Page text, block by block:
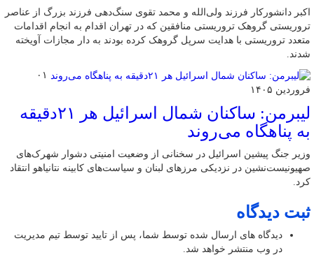
اکبر دانشورکار فرزند ولی‌الله و محمد تقوی سنگ‌دهی فرزند بزرگ از عناصر
تروریستی گروهک تروریستی منافقین که در تهران اقدام به انجام اقدامات
متعدد تروریستی با هدایت سرپل گروهک کرده بودند به دار مجازات آویخته
شدند.
۰۱
فروردین ۱۴۰۵
لیبرمن: ساکنان شمال اسرائیل هر ۲۱دقیقه
به پناهگاه می‌روند
وزیر جنگ پیشین اسرائیل در سخنانی از وضعیت امنیتی دشوار شهرک‌های
صهیونیست‌نشین در نزدیکی مرزهای لبنان و سیاست‌های کابینه نتانیاهو انتقاد
کرد.
ثبت دیدگاه
دیدگاه های ارسال شده توسط شما، پس از تایید توسط تیم مدیریت
در وب منتشر خواهد شد.